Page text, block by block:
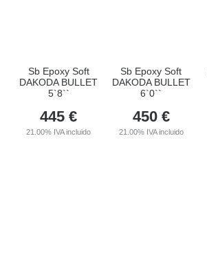
Sb Epoxy Soft
DAKODA BULLET
5`8``
445 €
21.00% IVA incluido
Sb Epoxy Soft
DAKODA BULLET
6`0``
450 €
21.00% IVA incluido